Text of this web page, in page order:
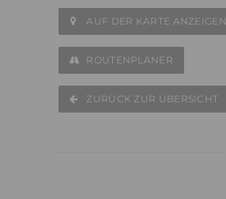
AUF DER KARTE ANZEIGEN
ROUTENPLANER
ZURÜCK ZUR ÜBERSICHT